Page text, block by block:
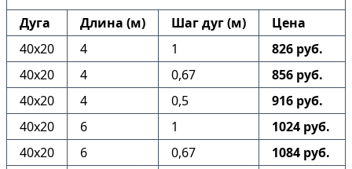
Дуга Длина (м) Шаг дуг (м)
Цена
40х20
4 1
826 руб.
40х20
4 0,67
856 руб.
40х20
4 0,5
916 руб.
40х20
6 1
1024 руб.
40х20
6 0,67
1084 руб.